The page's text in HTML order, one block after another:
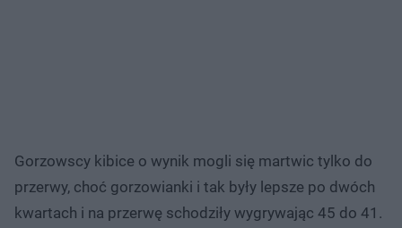
Gorzowscy kibice o wynik mogli się martwic tylko do
przerwy, choć gorzowianki i tak były lepsze po dwóch
kwartach i na przerwę schodziły wygrywając 45 do 41.